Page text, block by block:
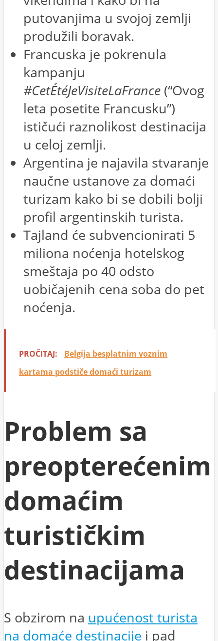
putovanjima u svojoj zemlji
produžili boravak.
Francuska je pokrenula
kampanju
#CetÉtéJeVisiteLaFrance (“Ovog
leta posetite Francusku”)
ističući raznolikost destinacija
u celoj zemlji.
Argentina je najavila stvaranje
naučne ustanove za domaći
turizam kako bi se dobili bolji
profil argentinskih turista.
Tajland će subvencionirati 5
miliona noćenja hotelskog
smeštaja po 40 odsto
uobičajenih cena soba do pet
noćenja.
PROČITAJ:
Belgija besplatnim voznim
kartama podstiče domaći turizam
Problem sa
preopterećenim
domaćim
turističkim
destinacijama
S obzirom na upućenost turista
na domaće destinacije i pad